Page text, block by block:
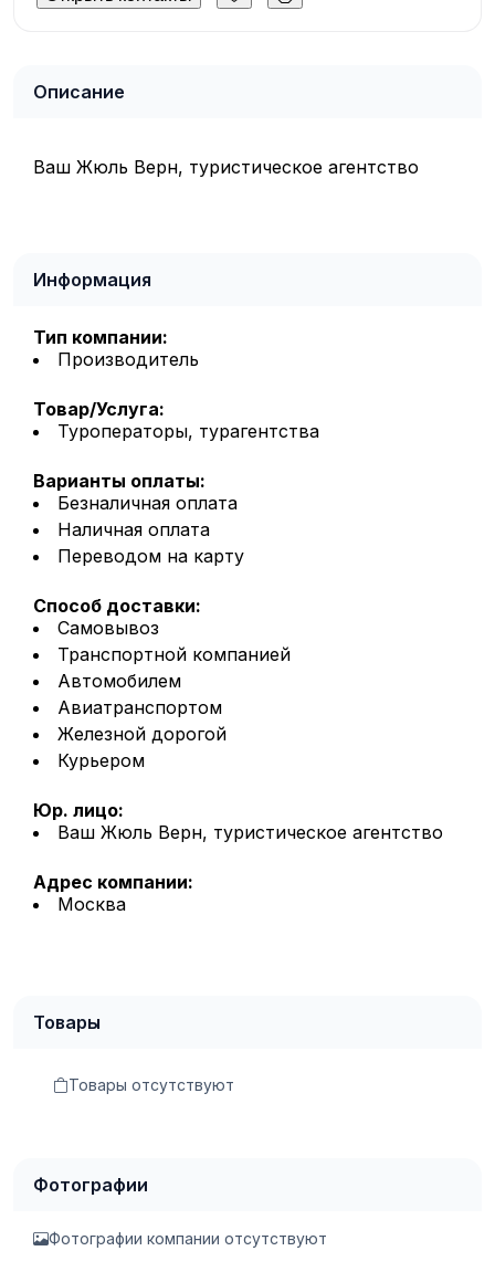
Описание
Ваш Жюль Верн, туристическое агентство
Информация
Тип компании:
Производитель
Товар/Услуга:
Туроператоры, турагентства
Варианты оплаты:
Безналичная оплата
Наличная оплата
Переводом на карту
Способ доставки:
Самовывоз
Транспортной компанией
Автомобилем
Авиатранспортом
Железной дорогой
Курьером
Юр. лицо:
Ваш Жюль Верн, туристическое агентство
Адрес компании:
Москва
Товары
Товары отсутствуют
Фотографии
Фотографии компании отсутствуют